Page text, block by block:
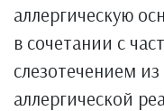
аллергическую
в сочетании с
слезотечением
аллергической